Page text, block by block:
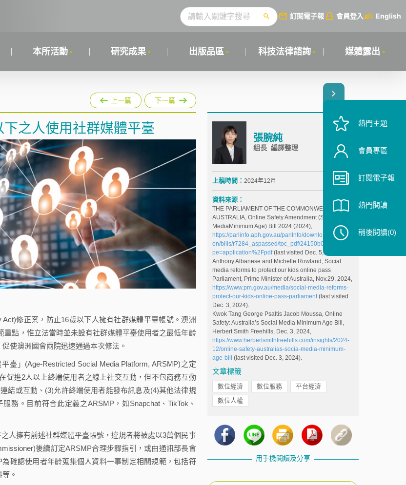
訂閱電子報 會員登入 English
本所活動 研究成果 出版品區 科技法律諮詢 媒體露出
上一篇 下一篇
之人使用社群媒體平臺
修正案，防止16歲以下人擁有社群媒體平臺帳號。澳洲
點，惟立法當時並未設有社群媒體平臺使用者之最低年齡
使澳洲國會兩院迅速通過本次修法。
」(Age-Restricted Social Media Platform, ARSMP)之定
促進2人以上終端使用者之線上社交互動，但不包商務互動
結或互動、(3)允許終端使用者能發布訊息及(4)其他法律規
務。目前符合此定義之ARSMP，如Snapchat、TikTok、
人擁有前述社群媒體平臺帳號，違規者將被處以3萬個民事
後續訂定ARSMP合理步驟指引，或由通訊部長會
確認使用者年齡蒐集個人資料一事制定相關規範，包括符
。
張腕純
組長 編譯整理
上稿時間： 2024年12月
資料來源：
THE PARLIAMENT OF THE COMMONWEALTH OF
AUSTRALIA, Online Safety Amendment (Social
MediaMinimum Age) Bill 2024 (2024),
https://parlinfo.aph.gov.au/parlInfo/download/legislati
on/bills/r7284_aspassed/toc_pdf/24150b01.pdf;fileTy
pe=application%2Fpdf(last visited Dec. 5, 2024).
Anthony Albanese and Michelle Rowland, Social
media reforms to protect our kids online pass
Parliament, Prime Minister of Australia, Nov.29, 2024,
https://www.pm.gov.au/media/social-media-reforms-
protect-our-kids-online-pass-parliament(last visited
Dec. 3, 2024).
Kwok Tang George Psaltis Jacob Moussa, Online
Safety: Australia’s Social Media Minimum Age Bill,
Herbert Smith Freehills, Dec. 3, 2024,
https://www.herbertsmithfreehills.com/insights/2024-
12/online-safety-australias-socia-media-minimum-
age-bill
(last visited Dec. 3, 2024).
文章標籤
數位經濟 數位服務
平台經濟
數位人權
用手機閱讀及分享
熱門主題
會員專區
訂閱電子報
熱門閱讀
稍後閱讀(0)